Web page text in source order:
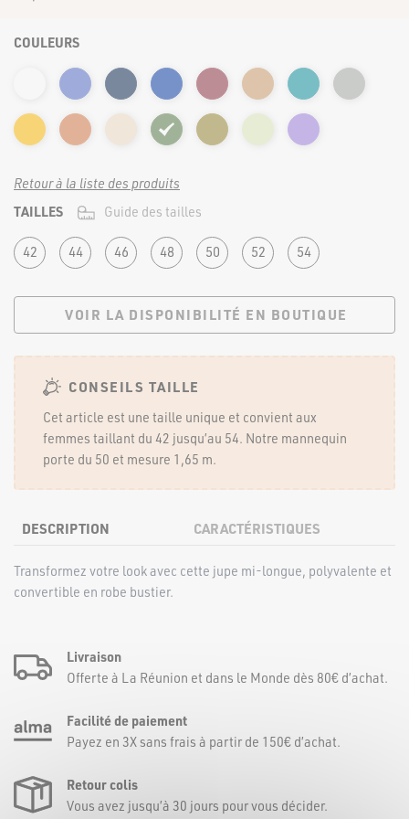
COULEURS
Retour à la liste des produits
TAILLES Guide des tailles
42 44 46 48 50 52 54
VOIR LA DISPONIBILITÉ EN BOUTIQUE
CONSEILS TAILLE
Cet article est une taille unique et convient aux
femmes taillant du 42 jusqu’au 54. Notre mannequin
porte du 50 et mesure 1,65 m.
DESCRIPTION CARACTÉRISTIQUES
Transformez votre look avec cette jupe mi-longue, polyvalente et
convertible en robe bustier.
Livraison
Offerte à La Réunion et dans le Monde dès 80€ d’achat.
Facilité de paiement
Payez en 3X sans frais à partir de 150€ d’achat.
Retour colis
Vous avez jusqu’à 30 jours pour vous décider.
FORTE & JOLIE ©2022 | TOUS DROITS RÉSERVÉS